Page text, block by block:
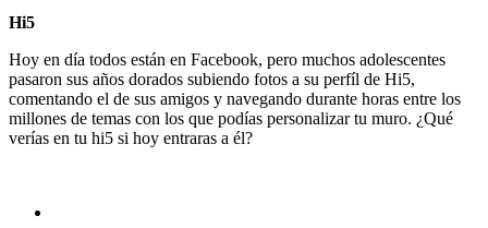
Hi5
Hoy en día todos están en Facebook, pero muchos adolescentes
pasaron sus años dorados subiendo fotos a su perfíl de Hi5,
comentando el de sus amigos y navegando durante horas entre los
millones de temas con los que podías personalizar tu muro. ¿Qué
verías en tu hi5 si hoy entraras a él?